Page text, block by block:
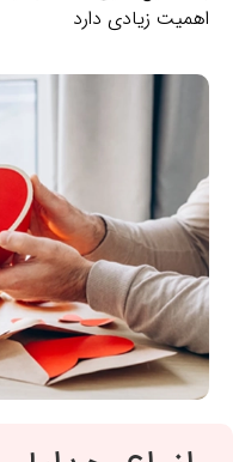
اهمیت زیادی دارد